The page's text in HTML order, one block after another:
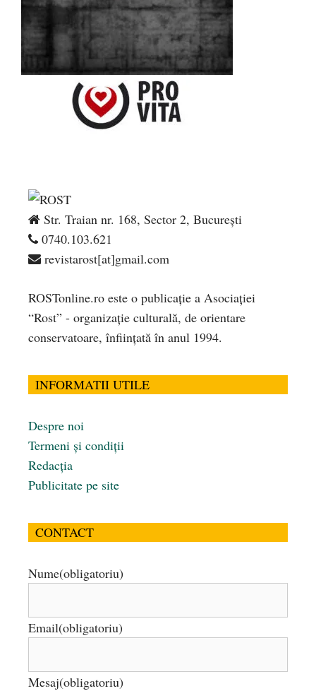
Str. Traian nr. 168, Sector 2, București
0740.103.621
revistarost[at]gmail.com
ROSTonline.ro este o publicaţie a Asociaţiei
“Rost” - organizaţie culturală, de orientare
conservatoare, înfiinţată în anul 1994.
INFORMATII UTILE
Despre noi
Termeni și condiții
Redacția
Publicitate pe site
CONTACT
Nume(obligatoriu)
Email(obligatoriu)
Mesaj(obligatoriu)